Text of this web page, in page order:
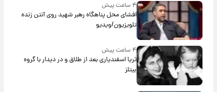
۴ ساعت پیش
افشای محل پناهگاه‌ رهبر شهید روی آنتن زنده
تلویزیون/ویدیو
۴ ساعت پیش
ثریا اسفندیاری بعد از طلاق و در دیدار با گروه
بیتلز